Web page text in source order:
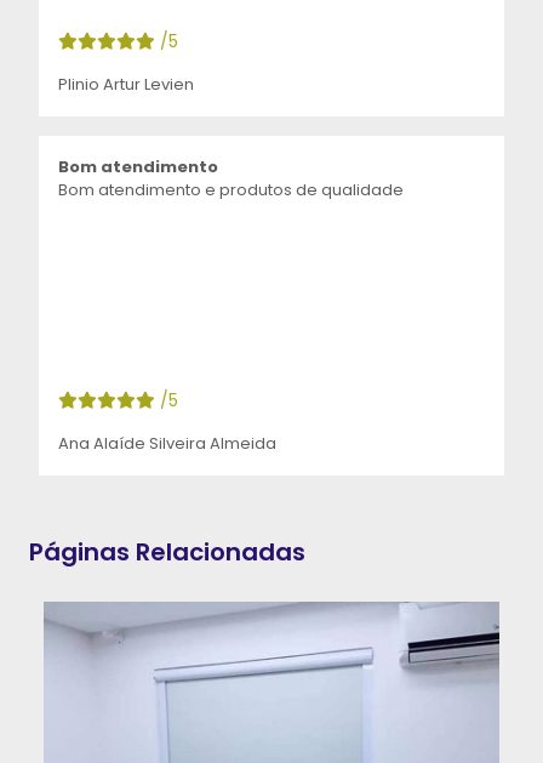
/5
Plinio Artur Levien
Bom atendimento
Bom atendimento e produtos de qualidade
/5
Ana Alaíde Silveira Almeida
Páginas Relacionadas